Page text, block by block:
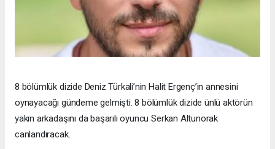
8 bölümlük dizide Deniz Türkali’nin Halit Ergenç’in annesini
oynayacağı gündeme gelmişti. 8 bölümlük dizide ünlü aktörün
yakın arkadaşını da başarılı oyuncu Serkan Altunorak
canlandıracak.